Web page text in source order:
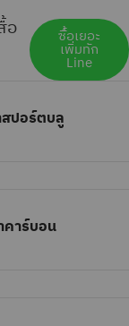
อ ซื้้อเยอะ
เพิ่มทัก
Line
ปอร์ตบลู
คาร์บอน